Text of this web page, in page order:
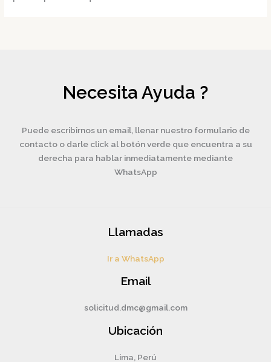
Necesita Ayuda ?
Puede escribirnos un email, llenar nuestro formulario de
contacto o darle click al botón verde que encuentra a su
derecha para hablar inmediatamente mediante
WhatsApp
Llamadas
Ir a WhatsApp
Email
solicitud.dmc@gmail.com
Ubicación
Lima, Perú